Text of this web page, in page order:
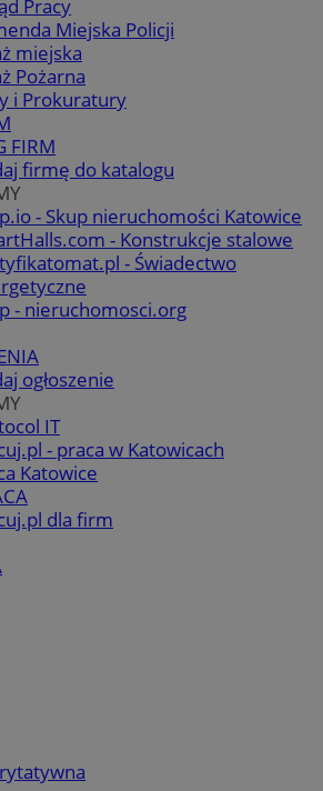
Pracy
Miejska Policji
miejska
Pożarna
i Prokuratury
FIRM
firmę do katalogu
- Skup nieruchomości Katowice
- Konstrukcje stalowe
- Świadectwo
- nieruchomosci.org
ogłoszenie
IT
- praca w Katowicach
Katowice
dla firm